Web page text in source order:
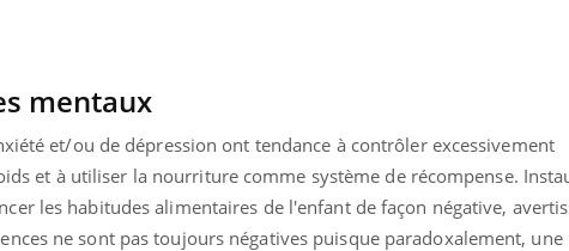
mentaux
et/ou de dépression ont tendance à contrôler excessivement
et à utiliser la nourriture comme système de récompense.
les habitudes alimentaires de l'enfant de façon négative,
ne sont pas toujours négatives puisque paradoxalement,